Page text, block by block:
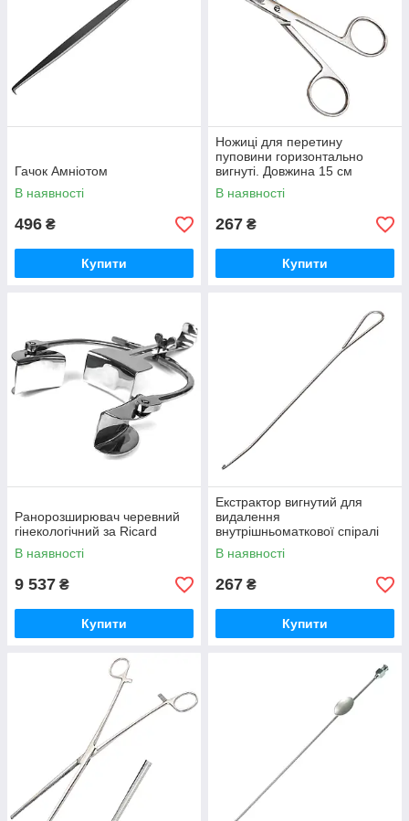
Гачок Амніотом
В наявності
496 ₴
Купити
Ножиці для перетину
пуповини горизонтально
вигнуті. Довжина 15 см
В наявності
267 ₴
Купити
Ранорозширювач черевний
гінекологічний за Ricard
В наявності
9 537 ₴
Купити
Екстрактор вигнутий для
видалення
внутрішньоматкової спіралі
через Krayenbuhl. Довжина
29 см
В наявності
267 ₴
Купити